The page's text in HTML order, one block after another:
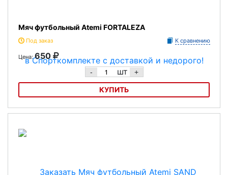
Мяч футбольный Atemi FORTALEZA
Под заказ К сравнению
Цена:650
- шт +
КУПИТЬ
Мяч футбольный Atemi FORTALEZA